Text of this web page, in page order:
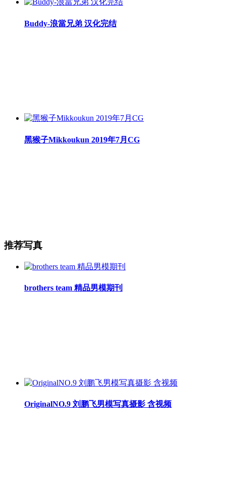
Buddy-浪當兄弟 汉化完结
黑猴子Mikkoukun 2019年7月CG
推荐写真
brothers team 精品男模期刊
OriginalNO.9 刘鹏飞男模写真摄影 含视频